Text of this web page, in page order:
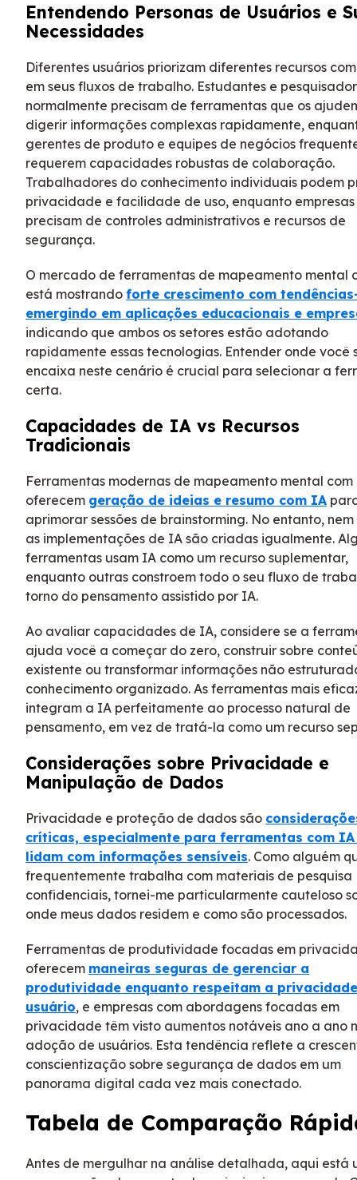
Entendendo Personas de Usuários e
Necessidades
Diferentes usuários priorizam diferentes recursos
em seus fluxos de trabalho. Estudantes e
normalmente precisam de ferramentas que os
digerir informações complexas rapidamente,
gerentes de produto e equipes de negócios
requerem capacidades robustas de colaboração.
Trabalhadores do conhecimento individuais podem
privacidade e facilidade de uso, enquanto empresas
precisam de controles administrativos e recursos de
segurança.
O mercado de ferramentas de mapeamento mental
está mostrando forte crescimento com
emergindo em aplicações educacionais e
indicando que ambos os setores estão adotando
rapidamente essas tecnologias. Entender onde você
encaixa neste cenário é crucial para selecionar a
certa.
Capacidades de IA vs Recursos
Tradicionais
Ferramentas modernas de mapeamento mental com
oferecem geração de ideias e resumo com IA
aprimorar sessões de brainstorming. No entanto,
as implementações de IA são criadas igualmente.
ferramentas usam IA como um recurso suplementar,
enquanto outras constroem todo o seu fluxo de
torno do pensamento assistido por IA.
Ao avaliar capacidades de IA, considere se a
ajuda você a começar do zero, construir sobre
existente ou transformar informações não
conhecimento organizado. As ferramentas mais
integram a IA perfeitamente ao processo natural de
pensamento, em vez de tratá-la como um recurso
Considerações sobre Privacidade e
Manipulação de Dados
Privacidade e proteção de dados são
críticas, especialmente para ferramentas com IA
lidam com informações sensíveis. Como alguém
frequentemente trabalha com materiais de pesquisa
confidenciais, tornei-me particularmente cauteloso
onde meus dados residem e como são processados.
Ferramentas de produtividade focadas em
oferecem maneiras seguras de gerenciar a
produtividade enquanto respeitam a
usuário, e empresas com abordagens focadas em
privacidade têm visto aumentos notáveis ano a ano
adoção de usuários. Esta tendência reflete a
conscientização sobre segurança de dados em um
panorama digital cada vez mais conectado.
Tabela de Comparação
Antes de mergulhar na análise detalhada, aqui está